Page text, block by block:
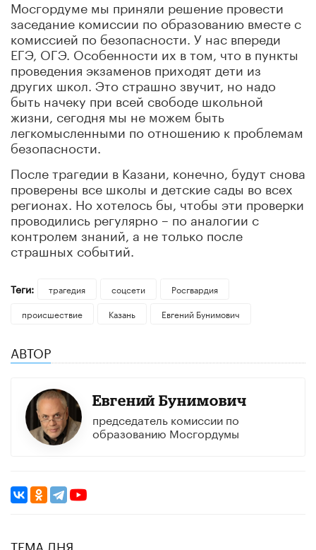
Мосгордуме мы приняли решение провести
заседание комиссии по образованию вместе с
комиссией по безопасности. У нас впереди
ЕГЭ, ОГЭ. Особенности их в том, что в пункты
проведения экзаменов приходят дети из
других школ. Это страшно звучит, но надо
быть начеку при всей свободе школьной
жизни, сегодня мы не можем быть
легкомысленными по отношению к проблемам
безопасности.
После трагедии в Казани, конечно, будут снова
проверены все школы и детские сады во всех
регионах. Но хотелось бы, чтобы эти проверки
проводились регулярно – по аналогии с
контролем знаний, а не только после
страшных событий.
Теги: трагедия соцсети
Росгвардия
происшествие
Казань Евгений Бунимович
АВТОР
Евгений Бунимович
председатель комиссии по
образованию Мосгордумы
ТЕМА ДНЯ